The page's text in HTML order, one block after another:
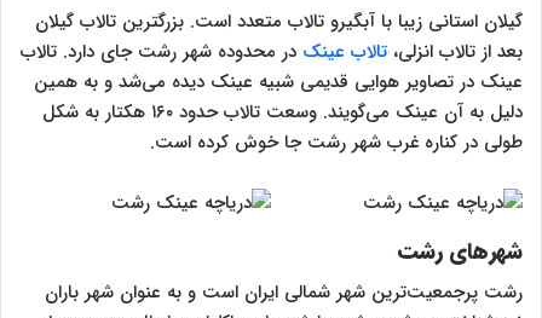
گیلان استانی زیبا با آبگیرو تالاب متعدد است. بزرگترین تالاب گیلان
بعد از تالاب انزلی، تالاب عینک در محدوده شهر رشت جای دارد. تالاب
عینک در تصاویر هوایی قدیمی شبیه عینک دیده می‌شد و به همین
دلیل به آن عینک می‌گویند. وسعت تالاب حدود ۱۶۰ هکتار به شکل
طولی در کناره غرب شهر رشت جا خوش کرده است.
شهرهای رشت
رشت پرجمعیت‌ترین شهر شمالی ایران است و به عنوان شهر باران